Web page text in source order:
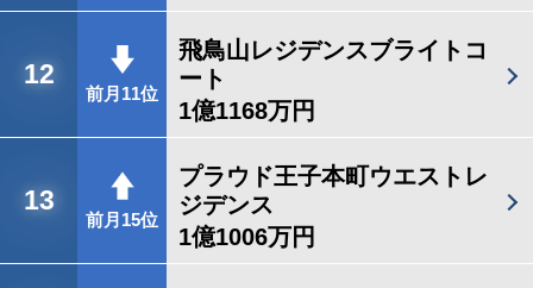
12
前月11位
飛鳥山レジデンスブライトコ
ート
1億1168万円
13
前月15位
プラウド王子本町ウエストレ
ジデンス
1億1006万円